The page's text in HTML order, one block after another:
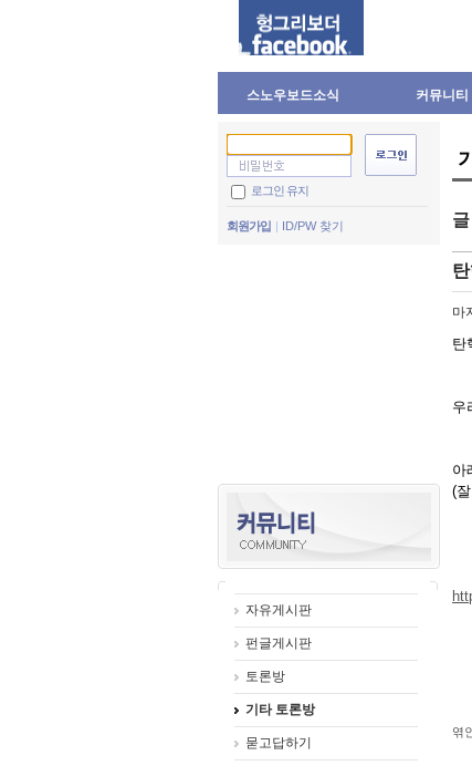
스노우보드소식 커뮤니티
로그인 유지
회원가입 ID/PW 찾기
자유게시판
펀글게시판
토론방
기타 토론방
묻고답하기
마
탄
우
아
(
엮